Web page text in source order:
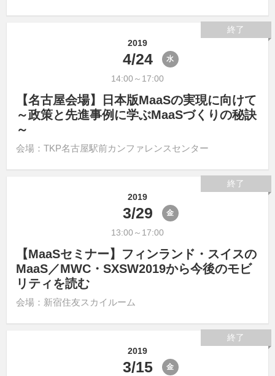
2019
4/24 水
14:00～17:00
【名古屋会場】日本版MaaSの実現に向けて
～政策と先進事例に学ぶMaaSづくりの秘訣
～
会場：TKP名古屋駅前カンファレンスセンター
終了
2019
3/29 金
13:00～17:00
【MaaSセミナー】フィンランド・スイスの
MaaS／MWC・SXSW2019から今後のモビ
リティを読む
会場：新宿住友スカイルーム
終了
2019
3/15 金
終了